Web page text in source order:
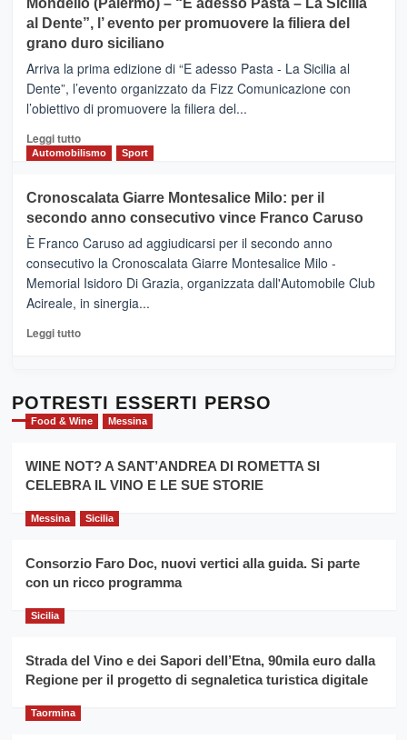
e
messaggi
di
CASTIGLIONE
DI
SICILIA
(Ct)
–
Il
Borgo
Gusto,
il
tra
sapori
vicoli
medievali
Mondello (Palermo) – “E adesso Pasta – La Sicilia
al Dente”, l’ evento per promuovere la filiera del
grano duro siciliano
Arriva la prima edizione di “E adesso Pasta - La Sicilia al
Dente”, l’evento organizzato da Fizz Comunicazione con
l’obiettivo di promuovere la filiera del...
Leggi tuttoLeggi
di
Mondello
(Palermo)
–
“E
adesso
Pasta
–
Sicilia
l’
evento
per
la
filiera
grano
Automobilismo Sport
Cronoscalata Giarre Montesalice Milo: per il
secondo anno consecutivo vince Franco Caruso
È Franco Caruso ad aggiudicarsi per il secondo anno
consecutivo la Cronoscalata Giarre Montesalice Milo -
Memorial Isidoro Di Grazia, organizzata dall'Automobile Club
Acireale, in sinergia...
Leggi tuttoLeggi
Cronoscalata
Giarre
Montesalice
per
il
anno
Franco
Caruso
POTRESTI ESSERTI PERSO
Food & Wine Messina
WINE NOT? A SANT’ANDREA DI ROMETTA SI
CELEBRA IL VINO E LE SUE STORIE
Messina Sicilia
Consorzio Faro Doc, nuovi vertici alla guida. Si parte
con un ricco programma
Sicilia
Strada del Vino e dei Sapori dell’Etna, 90mila euro dalla
Regione per il progetto di segnaletica turistica digitale
Taormina